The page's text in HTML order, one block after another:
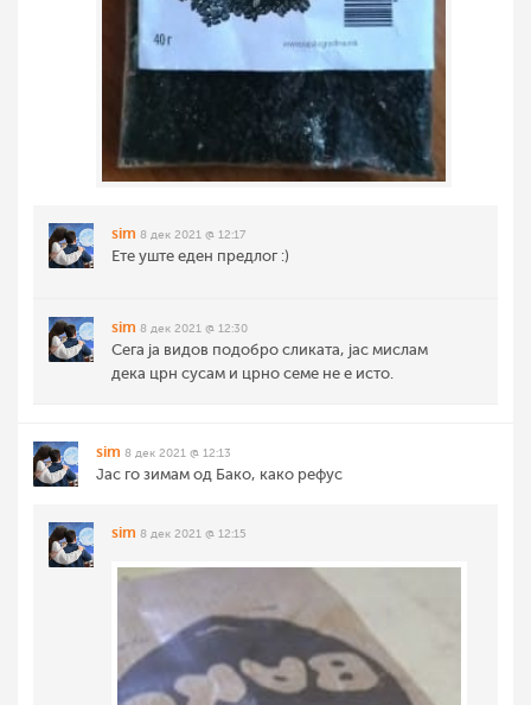
sim 8 дек 2021 @ 12:17
Ете уште еден предлог :)
sim 8 дек 2021 @ 12:30
Сега ја видов подобро сликата, јас мислам
дека црн сусам и црно семе не е исто.
sim 8 дек 2021 @ 12:13
Јас го зимам од Бако, како рефус
sim 8 дек 2021 @ 12:15